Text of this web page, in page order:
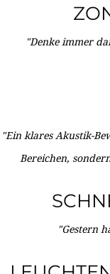
"Denke immer
"Ein klares Akustik-
Bereichen,
"Gestern